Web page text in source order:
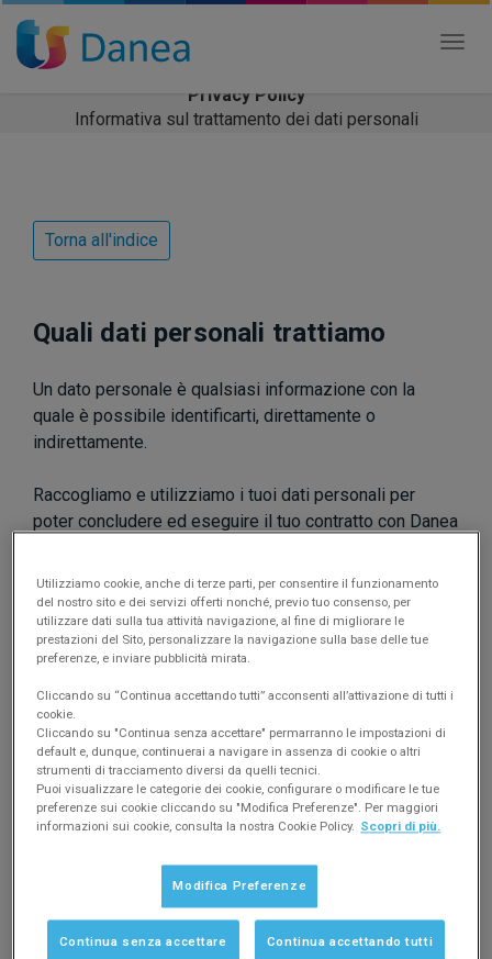
Privacy Policy
Informativa sul trattamento dei dati personali
Torna all'indice
Quali dati personali trattiamo
Un dato personale è qualsiasi informazione con la
quale è possibile identificarti, direttamente o
indirettamente.
Raccogliamo e utilizziamo i tuoi dati personali per
poter concludere ed eseguire il tuo contratto con Danea
prodotti di Danea (inclusi quelli disponibili su questo
Sito).
In alcuni casi possiamo raccogliere i tuoi dati personali
anche da altre società del gruppo TeamSystem o da
Tipologie di dati che raccogliamo:
Dati identificativi di contatto e accesso
Come nome, cognome, data e luogo di nascita, codice
fiscale, partita IVA, username, indirizzo email,
Utilizziamo cookie, anche di terze parti, per consentire il funzionamento
del nostro sito e dei servizi offerti nonché, previo tuo consenso, per
utilizzare dati sulla tua attività navigazione, al fine di migliorare le
prestazioni del Sito, personalizzare la navigazione sulla base delle tue
preferenze, e inviare pubblicità mirata.
Cliccando su “Continua accettando tutti” acconsenti all’attivazione di tutti i
cookie.
Cliccando su "Continua senza accettare" permarranno le impostazioni di
default e, dunque, continuerai a navigare in assenza di cookie o altri
strumenti di tracciamento diversi da quelli tecnici.
Puoi visualizzare le categorie dei cookie, configurare o modificare le tue
preferenze sui cookie cliccando su "Modifica Preferenze". Per maggiori
informazioni sui cookie, consulta la nostra Cookie Policy. Scopri di più.
Modifica Preferenze
Continua senza accettare Continua accettando tutti